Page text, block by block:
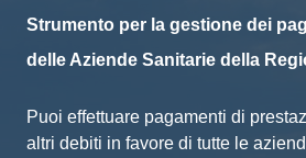
Strumento per la gestione dei
delle Aziende Sanitarie della
Puoi effettuare pagamenti di
altri debiti in favore di tutte le